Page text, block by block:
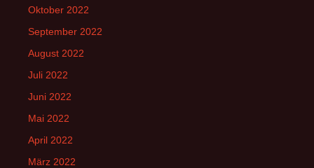
Oktober 2022
September 2022
August 2022
Juli 2022
Juni 2022
Mai 2022
April 2022
März 2022